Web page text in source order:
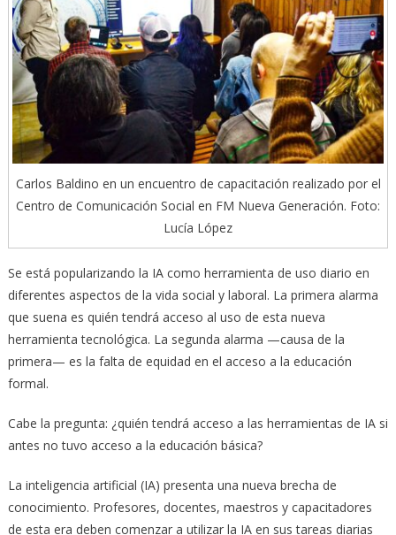
Carlos Baldino en un encuentro de capacitación realizado por el
Centro de Comunicación Social en FM Nueva Generación. Foto:
Lucía López
Se está popularizando la IA como herramienta de uso diario en
diferentes aspectos de la vida social y laboral. La primera alarma
que suena es quién tendrá acceso al uso de esta nueva
herramienta tecnológica. La segunda alarma —causa de la
primera— es la falta de equidad en el acceso a la educación
formal.
Cabe la pregunta: ¿quién tendrá acceso a las herramientas de IA si
antes no tuvo acceso a la educación básica?
La inteligencia artificial (IA) presenta una nueva brecha de
conocimiento. Profesores, docentes, maestros y capacitadores
de esta era deben comenzar a utilizar la IA en sus tareas diarias